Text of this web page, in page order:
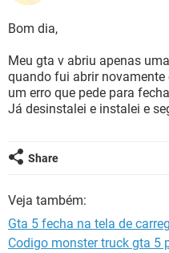
GUIA DE COMPRAS
INSTAGRAM
CELULAR
OUTLOOK
INSTAGRAM
GUIA DE COMPRAS
JOGOS
OUTLOOK
INSTAGRAM
Bom dia,
Meu gta v abriu apenas
quando fui abrir novamente
um erro que pede para
Já desinstalei e instalei e
Share
Veja também:
Gta 5 fecha na tela de
Codigo monster truck gta 5